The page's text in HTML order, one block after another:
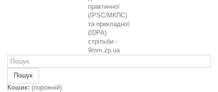
Пошук
Кошик: (порожній)